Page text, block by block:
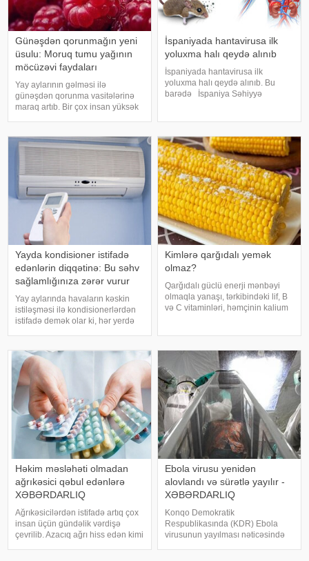
Günəşdən qorunmağın yeni
üsulu: Moruq tumu yağının
möcüzəvi faydaları
Yay aylarının gəlməsi ilə
günəşdən qorunma vasitələrinə
maraq artıb. Bir çox insan yüksək
bəziləri daha təbii alternativlər
axtarışındadır. Son dövrlər bu
axtarışın ə
İspaniyada hantavirusa ilk
yoluxma halı qeydə alınıb
İspaniyada hantavirusa ilk
yoluxma halı qeydə alınıb. Bu
barədə İspaniya Səhiyyə
məlumatına görə, ötən gün
aparılan test nəticəsind
Yayda kondisioner istifadə
edənlərin diqqətinə: Bu səhv
sağlamlığınıza zərər vurur
Yay aylarında havaların kəskin
istiləşməsi ilə kondisionerlərdən
istifadə demək olar ki, hər yerdə
digər qapalı məkanlarda sərin
hava rahatlıq yaratsa da, bəz
Kimlərə qarğıdalı yemək
olmaz?
Qarğıdalı güclü enerji mənbəyi
olmaqla yanaşı, tərkibindəki lif, B
və C vitaminləri, həmçinin kalium
göz sağlamlığını dəstəkləyir
Həkim məsləhəti olmadan
ağrıkəsici qəbul edənlərə
XƏBƏRDARLIQ
Ağrıkəsicilərdən istifadə artıq çox
insan üçün gündəlik vərdişə
çevrilib. Azacıq ağrı hiss edən kimi
Ebola virusu yenidən
alovlandı və sürətlə yayılır -
XƏBƏRDARLIQ
Konqo Demokratik
Respublikasında (KDR) Ebola
virusunun yayılması nəticəsində